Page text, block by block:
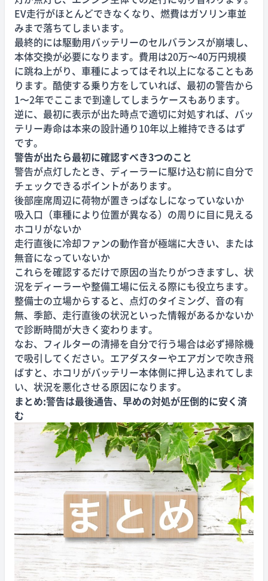
EV走行がほとんどできなくなり、燃費はガソリン車並
みまで落ちてしまいます。
最終的には駆動用バッテリーのセルバランスが崩壊し、
本体交換が必要になります。費用は20万〜40万円規模
に跳ね上がり、車種によってはそれ以上になることもあ
ります。酷使する乗り方をしていれば、最初の警告から
1〜2年でここまで到達してしまうケースもあります。
逆に、最初に表示が出た時点で適切に対処すれば、バッ
テリー寿命は本来の設計通り10年以上維持できるはず
です。
警告が出たら最初に確認すべき3つのこと
警告が点灯したとき、ディーラーに駆け込む前に自分で
チェックできるポイントがあります。
後部座席周辺に荷物が置きっぱなしになっていないか
吸入口（車種により位置が異なる）の周りに目に見える
ホコリがないか
走行直後に冷却ファンの動作音が極端に大きい、または
無音になっていないか
これらを確認するだけで原因の当たりがつきますし、状
況をディーラーや整備工場に伝える際にも役立ちます。
整備士の立場からすると、点灯のタイミング、音の有
無、季節、走行直後の状況といった情報があるかないか
で診断時間が大きく変わります。
なお、フィルターの清掃を自分で行う場合は必ず掃除機
で吸引してください。エアダスターやエアガンで吹き飛
ばすと、ホコリがバッテリー本体側に押し込まれてしま
い、状況を悪化させる原因になります。
まとめ:警告は最後通告、早めの対処が圧倒的に安く済
む